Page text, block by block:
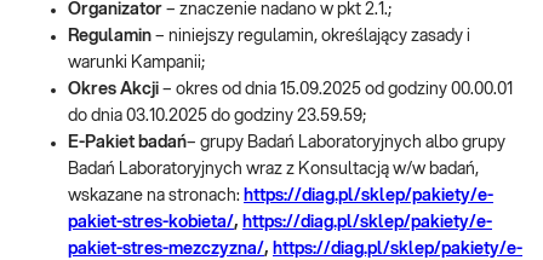
Organizator – znaczenie nadano w pkt 2.1.;
Regulamin – niniejszy regulamin, określający zasady i
warunki Kampanii;
Okres Akcji – okres od dnia 15.09.2025 od godziny 00.00.01
do dnia 03.10.2025 do godziny 23.59.59;
E-Pakiet badań– grupy Badań Laboratoryjnych albo grupy
Badań Laboratoryjnych wraz z Konsultacją w/w badań,
wskazane na stronach: https://diag.pl/sklep/pakiety/e-
pakiet-stres-kobieta/, https://diag.pl/sklep/pakiety/e-
pakiet-stres-mezczyzna/, https://diag.pl/sklep/pakiety/e-